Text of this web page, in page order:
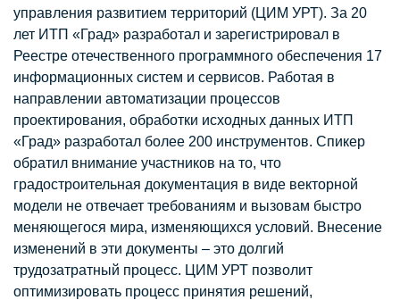
управления развитием территорий (ЦИМ УРТ). За 20
лет ИТП «Град» разработал и зарегистрировал в
Реестре отечественного программного обеспечения 17
информационных систем и сервисов. Работая в
направлении автоматизации процессов
проектирования, обработки исходных данных ИТП
«Град» разработал более 200 инструментов. Спикер
обратил внимание участников на то, что
градостроительная документация в виде векторной
модели не отвечает требованиям и вызовам быстро
меняющегося мира, изменяющихся условий. Внесение
изменений в эти документы – это долгий
трудозатратный процесс. ЦИМ УРТ позволит
оптимизировать процесс принятия решений,